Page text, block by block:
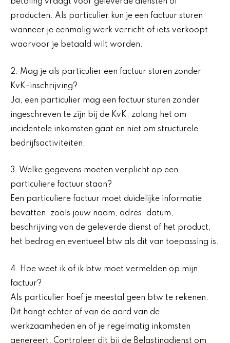
producten. Als particulier kun je een factuur sturen
wanneer je eenmalig werk verricht of iets verkoopt
waarvoor je betaald wilt worden.
2. Mag je als particulier een factuur sturen zonder
KvK-inschrijving?
Ja, een particulier mag een factuur sturen zonder
ingeschreven te zijn bij de KvK, zolang het om
incidentele inkomsten gaat en niet om structurele
bedrijfsactiviteiten.
3. Welke gegevens moeten verplicht op een
particuliere factuur staan?
Een particuliere factuur moet duidelijke informatie
bevatten, zoals jouw naam, adres, datum,
beschrijving van de geleverde dienst of het product,
het bedrag en eventueel btw als dit van toepassing is.
4. Hoe weet ik of ik btw moet vermelden op mijn
factuur?
Als particulier hoef je meestal geen btw te rekenen.
Dit hangt echter af van de aard van de
werkzaamheden en of je regelmatig inkomsten
genereert. Controleer dit bij de Belastingdienst om